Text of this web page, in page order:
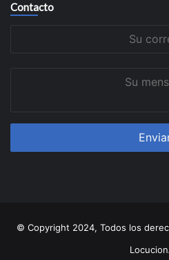
Contacto
© Copyright 2024, Todos los